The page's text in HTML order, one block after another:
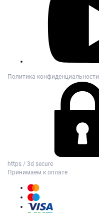
Политика конфиденциальности
https / 3d secure
Принимаем к оплате